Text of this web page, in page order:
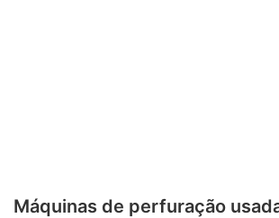
Máquinas de perfuração